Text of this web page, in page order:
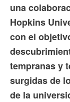
una
Hopkins
con el
tempranas y
surgidas de
de la